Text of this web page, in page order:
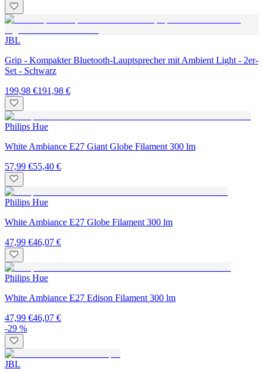
JBL
Grip - Kompakter Bluetooth-Lauptsprecher mit Ambient Light - 2er-
Set - Schwarz
199,98 €191,98 €
Philips Hue
White Ambiance E27 Giant Globe Filament 300 lm
57,99 €55,40 €
Philips Hue
White Ambiance E27 Globe Filament 300 lm
47,99 €46,07 €
Philips Hue
White Ambiance E27 Edison Filament 300 lm
47,99 €46,07 €
-29 %
JBL